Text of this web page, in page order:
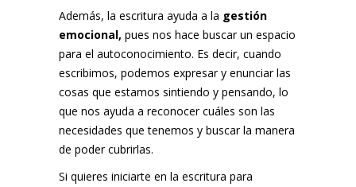
Además, la escritura ayuda a la gestión
emocional, pues nos hace buscar un espacio
para el autoconocimiento. Es decir, cuando
escribimos, podemos expresar y enunciar las
cosas que estamos sintiendo y pensando, lo
que nos ayuda a reconocer cuáles son las
necesidades que tenemos y buscar la manera
de poder cubrirlas.
Si quieres iniciarte en la escritura para